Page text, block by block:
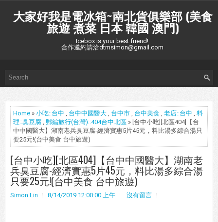
大家好我是電冰箱~南北貨俱樂部 (美食
旅遊 煮菜 日本 韓國 澳門)
Icebox is your best friend!
合作邀約請洽dtmsimon@gmail.com
Home » 小吃::台中 , 台中中國醫大 , 台中市 , 台中美食 , 老店::台中 , 料
理::臭豆腐 , 郵編旅行(台灣)::404台中北區 » [台中小吃][北區404]【台
中中國醫大】湖南老兵臭豆腐-經濟實惠5片45元，料比湯多綜合湯只
要25元!(台中美食 台中旅遊)
[台中小吃][北區404]【台中中國醫大】湖南老
兵臭豆腐-經濟實惠5片45元，料比湯多綜合湯
只要25元!(台中美食 台中旅遊)
Simon Lin 8/14/2019 12:00:00 上午 沒有留言